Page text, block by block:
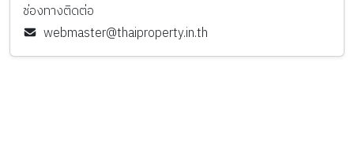
ช่องทางติดต่อ
webmaster@thaiproperty.in.th